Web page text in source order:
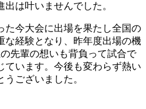
出は叶いませんでした。
た今大会に出場を果たし全国の
な経験となり、昨年度出場の機
先輩の想いも背負って試合で
ています。今後も変わらず熱い
ございました。